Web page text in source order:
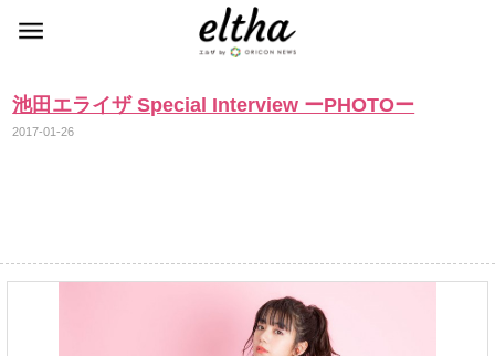
池田エライザ Special Interview ーPHOTOー
2017-01-26